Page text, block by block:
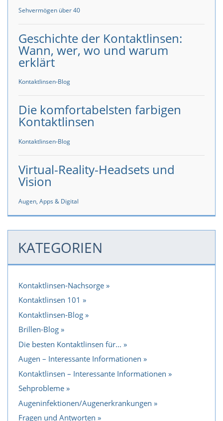
Sehvermögen über 40
Geschichte der Kontaktlinsen:
Wann, wer, wo und warum
erklärt
Kontaktlinsen-Blog
Die komfortabelsten farbigen
Kontaktlinsen
Kontaktlinsen-Blog
Virtual-Reality-Headsets und
Vision
Augen, Apps & Digital
KATEGORIEN
Kontaktlinsen-Nachsorge
Kontaktlinsen 101
Kontaktlinsen-Blog
Brillen-Blog
Die besten Kontaktlinsen für...
Augen – Interessante Informationen
Kontaktlinsen – Interessante Informationen
Sehprobleme
Augeninfektionen/Augenerkrankungen
Fragen und Antworten